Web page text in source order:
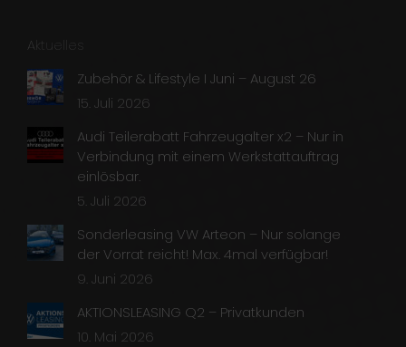
Aktuelles
Zubehör & Lifestyle I Juni – August 26
15. Juli 2026
Audi Teilerabatt Fahrzeugalter x2 – Nur in
Verbindung mit einem Werkstattauftrag
einlösbar.
5. Juli 2026
Sonderleasing VW Arteon – Nur solange
der Vorrat reicht! Max. 4mal verfügbar!
9. Juni 2026
AKTIONSLEASING Q2 – Privatkunden
10. Mai 2026